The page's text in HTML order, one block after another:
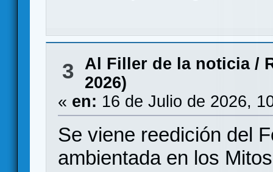
3 Al Filler de la noticia/
2026)
« en: 16 de Julio de 2026,
Se viene reedición del
ambientada en los